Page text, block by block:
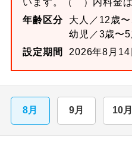
年齢区分
大人／12歳
幼児／3歳〜
設定期間
2026年8月14
8月 9月 10月